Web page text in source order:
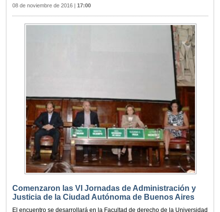
08 de noviembre de 2016 | 17:00
Comenzaron las VI Jornadas de Administración y
Justicia de la Ciudad Autónoma de Buenos Aires
El encuentro se desarrollará en la Facultad de derecho de la Universidad